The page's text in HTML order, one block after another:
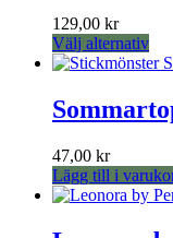
olika
på
129,00 kr
Välj alternativDen
här
har
47,00 kr
Lägg till i